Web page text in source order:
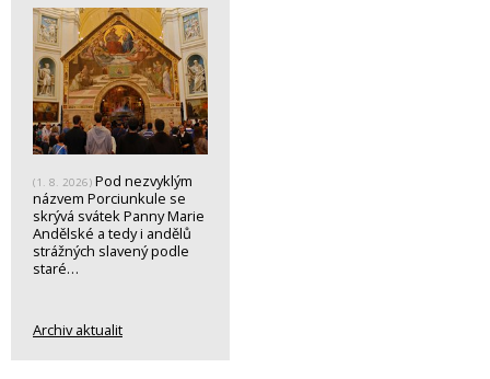
(1. 8. 2026) Pod nezvyklým
názvem Porciunkule se
skrývá svátek Panny Marie
Andělské a tedy i andělů
strážných slavený podle
staré…
Archiv aktualit